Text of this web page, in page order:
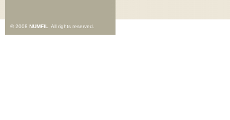
© 2008 NUMFIL , All rights reserved.